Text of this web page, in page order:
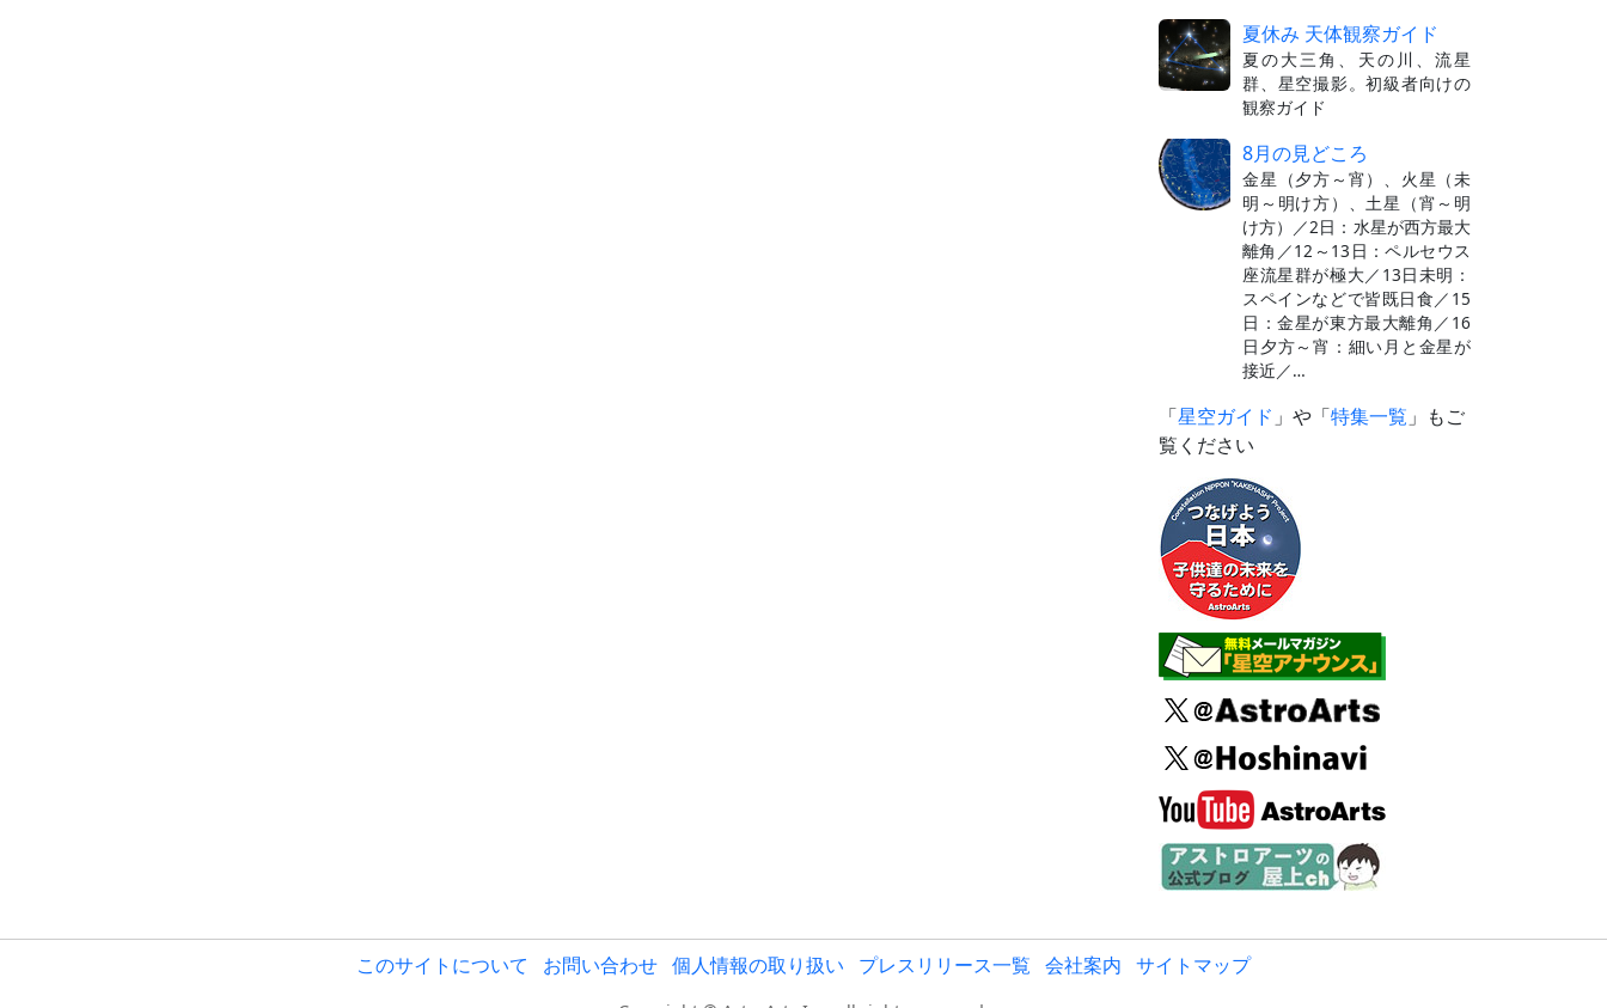
夏休み 天体観察ガイド
夏の大三角、天の川、流星
群、星空撮影。初級者向けの
観察ガイド
8月の見どころ
金星（夕方～宵）、火星（未
明～明け方）、土星（宵～明
け方）／2日：水星が西方最大
離角／12～13日：ペルセウス
座流星群が極大／13日未明：
スペインなどで皆既日食／15
日：金星が東方最大離角／16
日夕方～宵：細い月と金星が
接近／…
「星空ガイド 」や「特集一覧 」もご
覧ください
このサイトについて お問い合わせ 個人情報の取り扱い プレスリリース一覧 会社案内 サイトマップ